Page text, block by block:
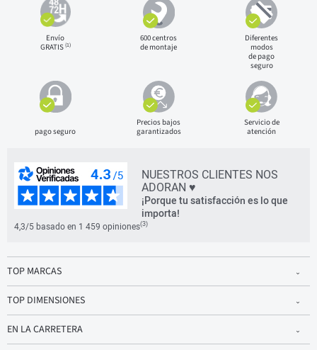
Envío
GRATIS(1)
600 centros
de montaje
Diferentes
modos
de pago
seguro
pago seguro
Precios bajos
garantizados
Servicio de
atención
NUESTROS CLIENTES NOS
ADORAN ♥
¡Porque tu satisfacción es lo que
importa!
4,3/5 basado en 1 459 opiniones(3)
TOP MARCAS
TOP DIMENSIONES
EN LA CARRETERA